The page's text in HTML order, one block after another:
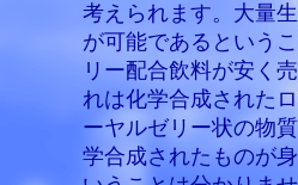
考えられます。大量
が可能であるという
リー配合飲料が安く
れは化学合成された
ーヤルゼリー状の物
学合成されたものが